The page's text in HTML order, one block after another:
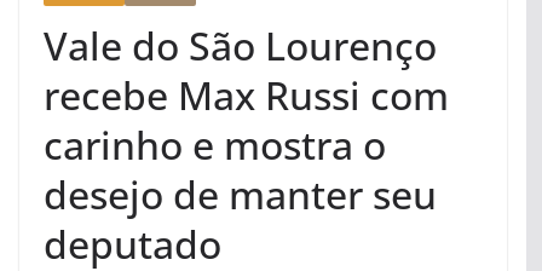
Vale do São Lourenço
recebe Max Russi com
carinho e mostra o
desejo de manter seu
deputado